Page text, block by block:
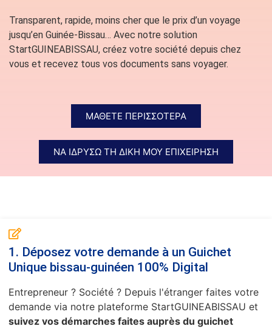
Transparent, rapide, moins cher que le prix d’un voyage
jusqu’en Guinée-Bissau… Avec notre solution
StartGUINEABISSAU, créez votre société depuis chez
vous et recevez tous vos documents sans voyager.
ΜΑΘΕΤΕ ΠΕΡΙΣΣΟΤΕΡΑ
ΝΑ ΙΔΡΎΣΩ ΤΗ ΔΙΚΉ ΜΟΥ ΕΠΙΧΕΊΡΗΣΗ
1. Déposez votre demande à un Guichet
Unique bissau-guinéen 100% Digital
Entrepreneur ? Société ? Depuis l'étranger faites votre
demande via notre plateforme StartGUINEABISSAU et
suivez vos démarches faites auprès du guichet